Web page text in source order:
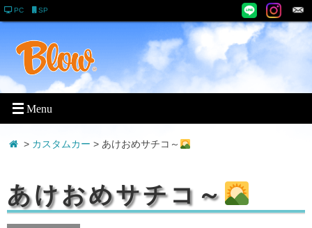
PC SP
> カスタムカー > あけおめサチコ～
あけおめサチコ～